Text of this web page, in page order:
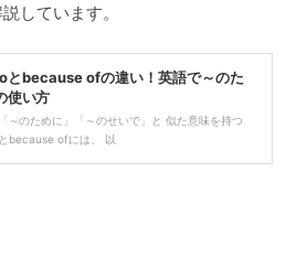
しています。
とbecause ofの違い！英語で～のた
使い方
～のために」「～のせいで」と 似た意味を持つ
because ofには、 以